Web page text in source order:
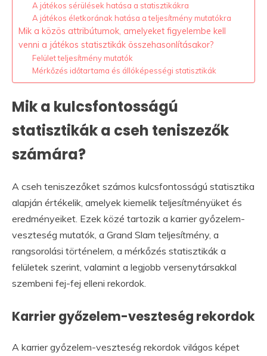
A játékos sérülések hatása a statisztikákra
A játékos életkorának hatása a teljesítmény mutatókra
Mik a közös attribútumok, amelyeket figyelembe kell
venni a játékos statisztikák összehasonlításakor?
Felület teljesítmény mutatók
Mérkőzés időtartama és állóképességi statisztikák
Mik a kulcsfontosságú
statisztikák a cseh teniszezők
számára?
A cseh teniszezőket számos kulcsfontosságú statisztika
alapján értékelik, amelyek kiemelik teljesítményüket és
eredményeiket. Ezek közé tartozik a karrier győzelem-
veszteség mutatók, a Grand Slam teljesítmény, a
rangsorolási történelem, a mérkőzés statisztikák a
felületek szerint, valamint a legjobb versenytársakkal
szembeni fej-fej elleni rekordok.
Karrier győzelem-veszteség rekordok
A karrier győzelem-veszteség rekordok világos képet